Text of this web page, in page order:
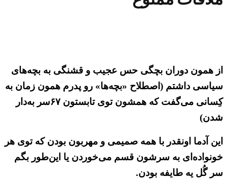
از همون دوران بچگی حس عجیب و قشنگی به بچه‌های
سیاسی داشتم (اصطلاح «بچه‌ها» رو پدرم همون زمان به
کِسانی می‌گفت که همشون توی تابستون ۶۷سر به‌دار
شدن)
این آدما اونقدر با همه صمیمی و مهربون بودن که توی هر
خونواده‌ای به سرشون قسم می‌خوردن یا این‌طور بگم
سر گُل یه طایفه بودن.